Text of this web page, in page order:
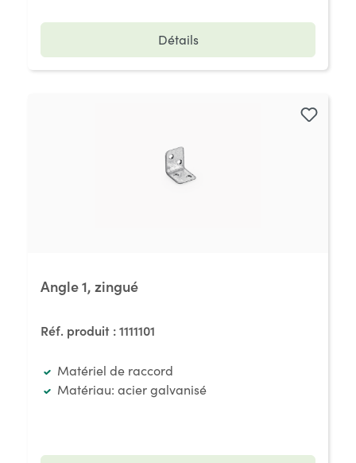
Détails
Angle 1, zingué
Réf. produit :1111101
Matériel de raccord
Matériau: acier galvanisé